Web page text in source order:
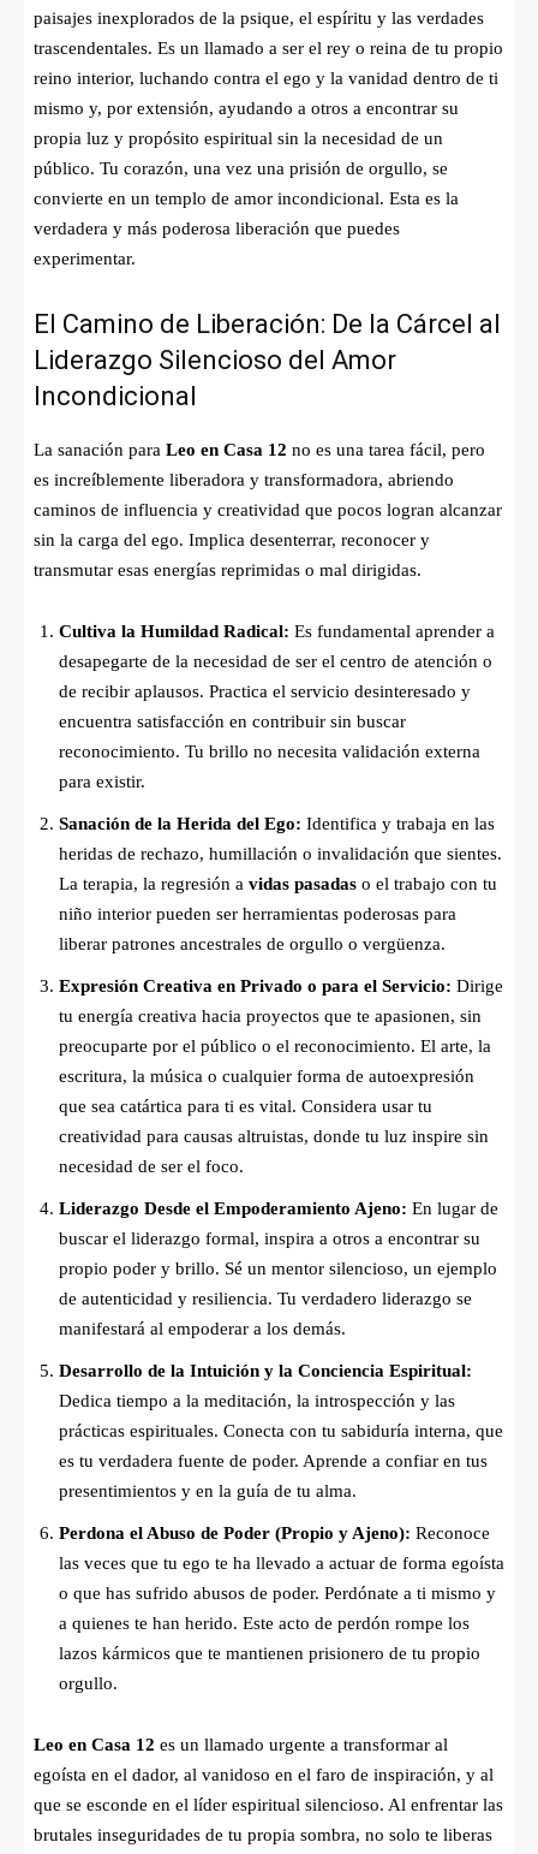
paisajes inexplorados de la psique, el espíritu y las verdades
trascendentales. Es un llamado a ser el rey o reina de tu propio
reino interior, luchando contra el ego y la vanidad dentro de ti
mismo y, por extensión, ayudando a otros a encontrar su
propia luz y propósito espiritual sin la necesidad de un
público. Tu corazón, una vez una prisión de orgullo, se
convierte en un templo de amor incondicional. Esta es la
verdadera y más poderosa liberación que puedes
experimentar.
El Camino de Liberación: De la Cárcel al
Liderazgo Silencioso del Amor
Incondicional
La sanación para Leo en Casa 12 no es una tarea fácil, pero
es increíblemente liberadora y transformadora, abriendo
caminos de influencia y creatividad que pocos logran alcanzar
sin la carga del ego. Implica desenterrar, reconocer y
transmutar esas energías reprimidas o mal dirigidas.
Cultiva la Humildad Radical: Es fundamental aprender a
desapegarte de la necesidad de ser el centro de atención o
de recibir aplausos. Practica el servicio desinteresado y
encuentra satisfacción en contribuir sin buscar
reconocimiento. Tu brillo no necesita validación externa
para existir.
Sanación de la Herida del Ego: Identifica y trabaja en las
heridas de rechazo, humillación o invalidación que sientes.
La terapia, la regresión a vidas pasadas o el trabajo con tu
niño interior pueden ser herramientas poderosas para
liberar patrones ancestrales de orgullo o vergüenza.
Expresión Creativa en Privado o para el Servicio: Dirige
tu energía creativa hacia proyectos que te apasionen, sin
preocuparte por el público o el reconocimiento. El arte, la
escritura, la música o cualquier forma de autoexpresión
que sea catártica para ti es vital. Considera usar tu
creatividad para causas altruistas, donde tu luz inspire sin
necesidad de ser el foco.
Liderazgo Desde el Empoderamiento Ajeno: En lugar de
buscar el liderazgo formal, inspira a otros a encontrar su
propio poder y brillo. Sé un mentor silencioso, un ejemplo
de autenticidad y resiliencia. Tu verdadero liderazgo se
manifestará al empoderar a los demás.
Desarrollo de la Intuición y la Conciencia Espiritual:
Dedica tiempo a la meditación, la introspección y las
prácticas espirituales. Conecta con tu sabiduría interna, que
es tu verdadera fuente de poder. Aprende a confiar en tus
presentimientos y en la guía de tu alma.
Perdona el Abuso de Poder (Propio y Ajeno): Reconoce
las veces que tu ego te ha llevado a actuar de forma egoísta
o que has sufrido abusos de poder. Perdónate a ti mismo y
a quienes te han herido. Este acto de perdón rompe los
lazos kármicos que te mantienen prisionero de tu propio
orgullo.
Leo en Casa 12 es un llamado urgente a transformar al
egoísta en el dador, al vanidoso en el faro de inspiración, y al
que se esconde en el líder espiritual silencioso. Al enfrentar las
brutales inseguridades de tu propia sombra, no solo te liberas